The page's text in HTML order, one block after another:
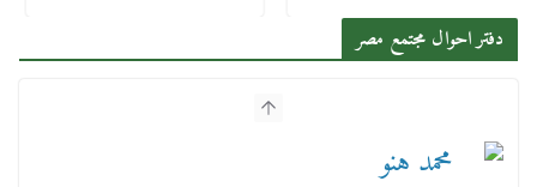
دفتر احوال مجتمع مصر